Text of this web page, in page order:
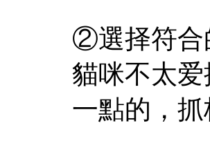
②選择符合
貓咪不太
一點的，